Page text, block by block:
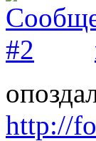
http://